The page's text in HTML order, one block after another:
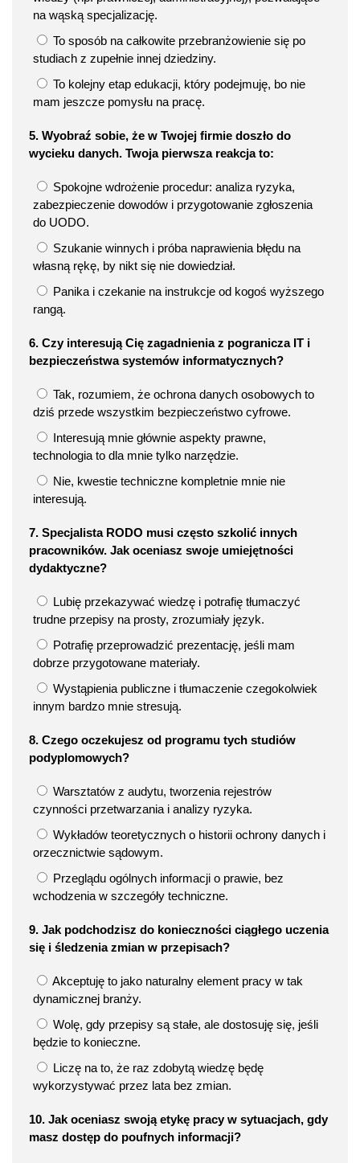
na wąską specjalizację.
To sposób na całkowite przebranżowienie się po
studiach z zupełnie innej dziedziny.
To kolejny etap edukacji, który podejmuję, bo nie
mam jeszcze pomysłu na pracę.
5. Wyobraź sobie, że w Twojej firmie doszło do
wycieku danych. Twoja pierwsza reakcja to:
Spokojne wdrożenie procedur: analiza ryzyka,
zabezpieczenie dowodów i przygotowanie zgłoszenia
do UODO.
Szukanie winnych i próba naprawienia błędu na
własną rękę, by nikt się nie dowiedział.
Panika i czekanie na instrukcje od kogoś wyższego
rangą.
6. Czy interesują Cię zagadnienia z pogranicza IT i
bezpieczeństwa systemów informatycznych?
Tak, rozumiem, że ochrona danych osobowych to
dziś przede wszystkim bezpieczeństwo cyfrowe.
Interesują mnie głównie aspekty prawne,
technologia to dla mnie tylko narzędzie.
Nie, kwestie techniczne kompletnie mnie nie
interesują.
7. Specjalista RODO musi często szkolić innych
pracowników. Jak oceniasz swoje umiejętności
dydaktyczne?
Lubię przekazywać wiedzę i potrafię tłumaczyć
trudne przepisy na prosty, zrozumiały język.
Potrafię przeprowadzić prezentację, jeśli mam
dobrze przygotowane materiały.
Wystąpienia publiczne i tłumaczenie czegokolwiek
innym bardzo mnie stresują.
8. Czego oczekujesz od programu tych studiów
podyplomowych?
Warsztatów z audytu, tworzenia rejestrów
czynności przetwarzania i analizy ryzyka.
Wykładów teoretycznych o historii ochrony danych i
orzecznictwie sądowym.
Przeglądu ogólnych informacji o prawie, bez
wchodzenia w szczegóły techniczne.
9. Jak podchodzisz do konieczności ciągłego uczenia
się i śledzenia zmian w przepisach?
Akceptuję to jako naturalny element pracy w tak
dynamicznej branży.
Wolę, gdy przepisy są stałe, ale dostosuję się, jeśli
będzie to konieczne.
Liczę na to, że raz zdobytą wiedzę będę
wykorzystywać przez lata bez zmian.
10. Jak oceniasz swoją etykę pracy w sytuacjach, gdy
masz dostęp do poufnych informacji?